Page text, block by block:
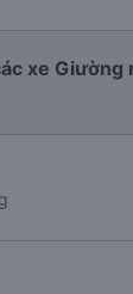
xe Giường